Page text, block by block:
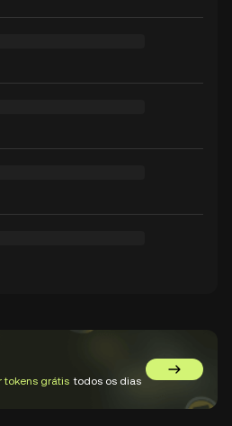
tokens grátis todos os dias Acessar o